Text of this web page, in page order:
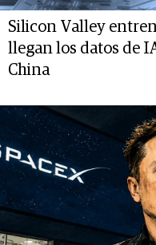
Silicon Valley
llegan los datos de
China